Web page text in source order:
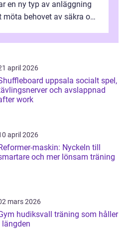
en ny typ av anläggning
behovet av säkra och
april 2026
uppsala socialt spel,
och avslappnad
work
april 2026
maskin: Nyckeln till
och mer lönsam träning
mars 2026
hudiksvall träning som håller
längden